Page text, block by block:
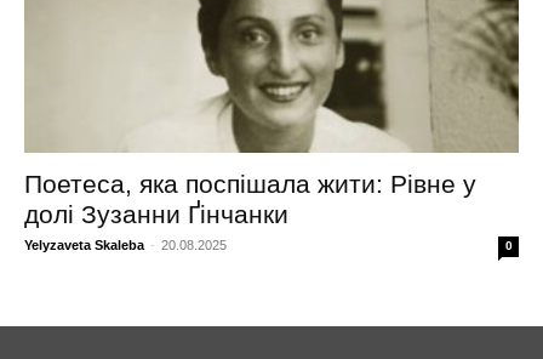
Поетеса, яка поспішала жити: Рівне у
долі Зузанни Ґінчанки
Yelyzaveta Skaleba - 20.08.2025 0